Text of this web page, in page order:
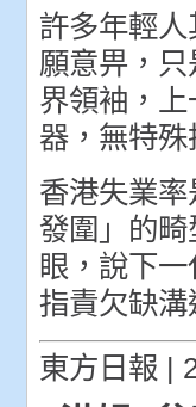
許多年輕
願意畀，
界領袖，
器，無特
香港失業
發圍」的
眼，說下
指責欠缺
東方日報 |